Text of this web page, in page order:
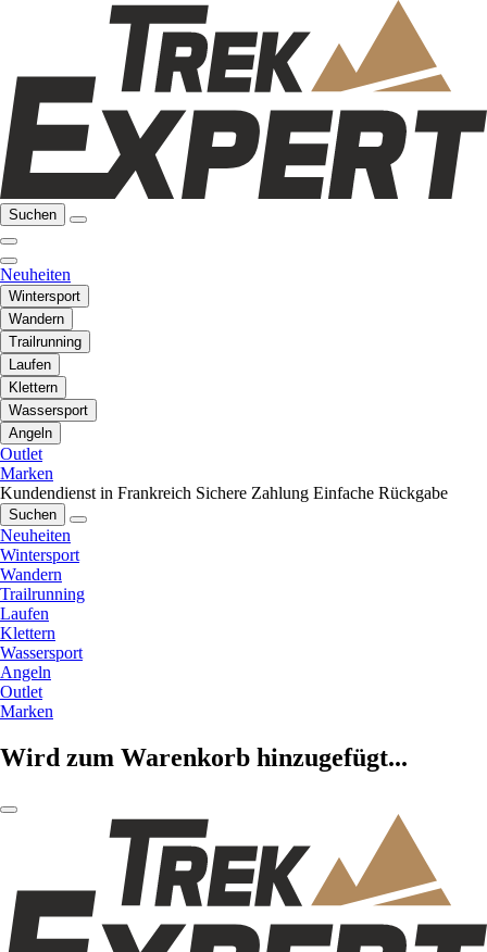
Suchen
Neuheiten
Wintersport
Wandern
Trailrunning
Laufen
Klettern
Wassersport
Angeln
Outlet
Marken
Kundendienst in Frankreich Sichere Zahlung Einfache Rückgabe
Suchen
Neuheiten
Wintersport
Wandern
Trailrunning
Laufen
Klettern
Wassersport
Angeln
Outlet
Marken
Wird zum Warenkorb hinzugefügt...